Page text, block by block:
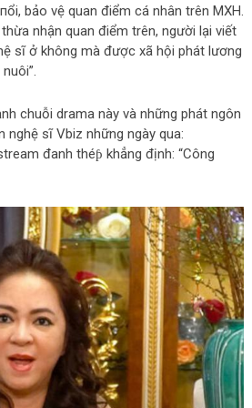
bảo vệ quan điểm cá nhân trên MXH.
nhận quan điểm trên, người lại viết
sĩ ở không mà được xã hội phát lương
chuỗi drama này và những phát ngôn
nghệ sĩ Vbiz những ngày qua:
đanh théƥ khẳng định: “Công